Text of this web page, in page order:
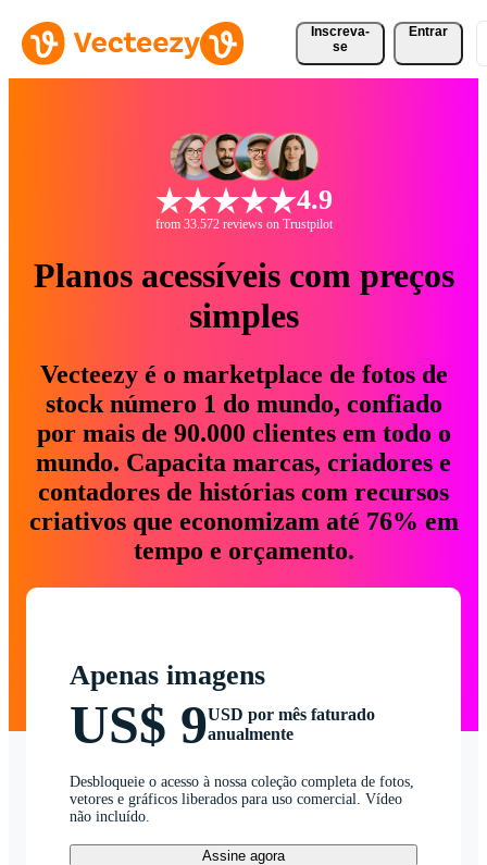
Inscreva-
se
Entrar
4.9
from 33.572 reviews on Trustpilot
Planos acessíveis com preços
simples
Vecteezy é o marketplace de fotos de
stock número 1 do mundo, confiado
por mais de 90.000 clientes em todo o
mundo. Capacita marcas, criadores e
contadores de histórias com recursos
criativos que economizam até 76% em
tempo e orçamento.
Apenas imagens
US$ 9USD por mês faturado
anualmente
Desbloqueie o acesso à nossa coleção completa de fotos,
vetores e gráficos liberados para uso comercial. Vídeo
não incluído.
Assine agora